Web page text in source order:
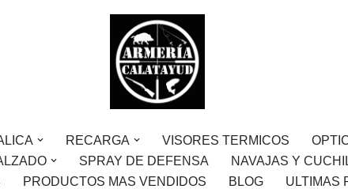
RECARGA VISORES TERMICOS
SPRAY DE DEFENSA NAVAJAS Y
PRODUCTOS MAS VENDIDOS BLOG ULTIMAS